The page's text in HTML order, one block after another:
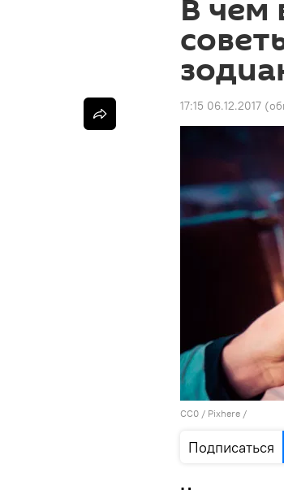
В чем
17:15 06.12.2017
CC0 / Pixhere /
Подписаться